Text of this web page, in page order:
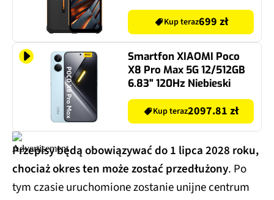
Kup teraz699 zł
Smartfon XIAOMI Poco
X8 Pro Max 5G 12/512GB
6.83" 120Hz Niebieski
Kup teraz2097.81 zł
Przepisy będą obowiązywać do 1 lipca 2028 roku,
chociaż okres ten może zostać przedłużony. Po
tym czasie uruchomione zostanie unijne centrum